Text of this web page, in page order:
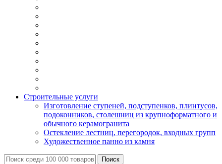
Строительные услуги
Изготовление ступеней, подступенков, плинтусов,
подоконников, столешниц из крупноформатного и
обычного керамогранита
Остекление лестниц, перегородок, входных групп
Художественное панно из камня